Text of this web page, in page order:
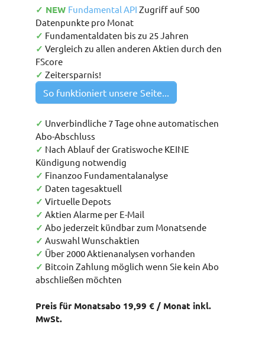
✓ NEW Fundamental API Zugriff auf 500
Datenpunkte pro Monat
✓ Fundamentaldaten bis zu 25 Jahren
✓ Vergleich zu allen anderen Aktien durch den
FScore
✓ Zeitersparnis!
So funktioniert unsere Seite...
✓ Unverbindliche 7 Tage ohne automatischen
Abo-Abschluss
✓ Nach Ablauf der Gratiswoche KEINE
Kündigung notwendig
✓ Finanzoo Fundamentalanalyse
✓ Daten tagesaktuell
✓ Virtuelle Depots
✓ Aktien Alarme per E-Mail
✓ Abo jederzeit kündbar zum Monatsende
✓ Auswahl Wunschaktien
✓ Über 2000 Aktienanalysen vorhanden
✓ Bitcoin Zahlung möglich wenn Sie kein Abo
abschließen möchten
Preis für Monatsabo 19,99 € / Monat inkl.
MwSt.